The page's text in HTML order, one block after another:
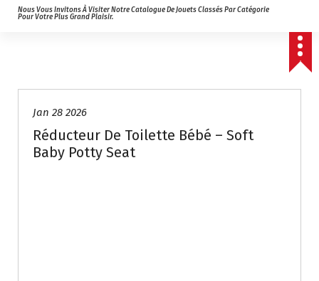
Nous Vous Invitons À Visiter Notre Catalogue De Jouets Classés Par Catégorie
Pour Votre Plus Grand Plaisir.
Jan 28 2026
Réducteur De Toilette Bébé – Soft
Baby Potty Seat